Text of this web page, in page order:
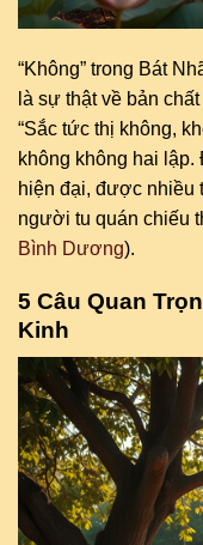
“Không” trong Bát
là sự thật về bản
“Sắc tức thị không,
không không hai
hiện đại, được nhiều
người tu quán chiếu
Bình Dương).
5 Câu Quan
Kinh